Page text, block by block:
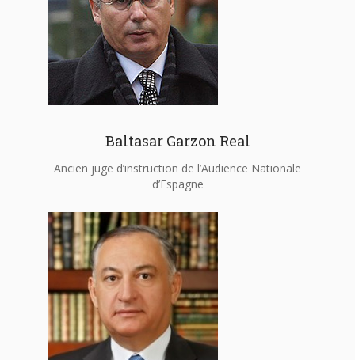
Baltasar Garzon Real
Ancien juge d’instruction de l’Audience Nationale
d’Espagne